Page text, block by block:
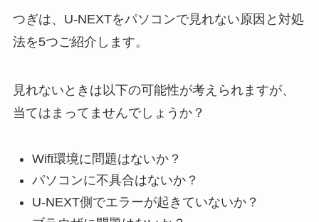
つぎは、U-NEXTをパソコンで見れない原因と対処
法を5つご紹介します。
見れないときは以下の可能性が考えられますが、
当てはまってませんでしょうか？
Wifi環境に問題はないか？
パソコンに不具合はないか？
U-NEXT側でエラーが起きていないか？